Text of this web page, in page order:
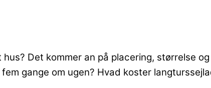
Det kommer an på placering, størrelse
gange om ugen? Hvad koster